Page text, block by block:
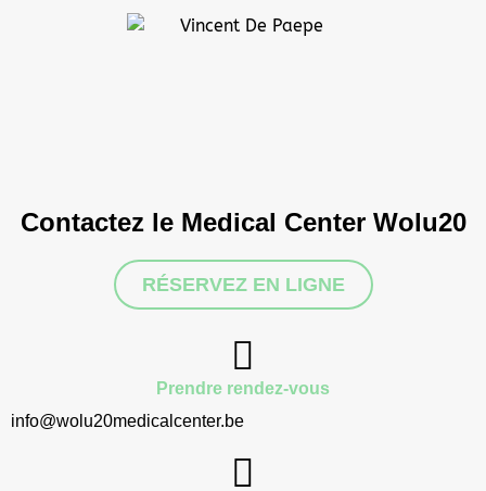
Contactez le Medical Center Wolu20
RÉSERVEZ EN LIGNE
Prendre rendez-vous
info@wolu20medicalcenter.be